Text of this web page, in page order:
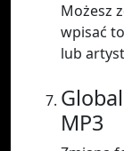
Możesz
wpisać
lub
MP3